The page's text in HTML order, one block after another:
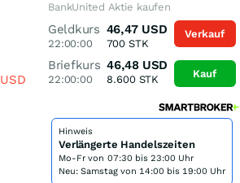
USD
BankUnited Aktie kaufen
Geldkurs
22:00:00
46,47 USD
700 STK
Briefkurs
22:00:00
46,48 USD
8.600STK
Verkauf
Kauf
Hinweis
Verlängerte Handelszeiten
Mo-Fr von 07:30 bis 23:00 Uhr
Neu: Samstag von 14:00 bis 19:00 Uhr